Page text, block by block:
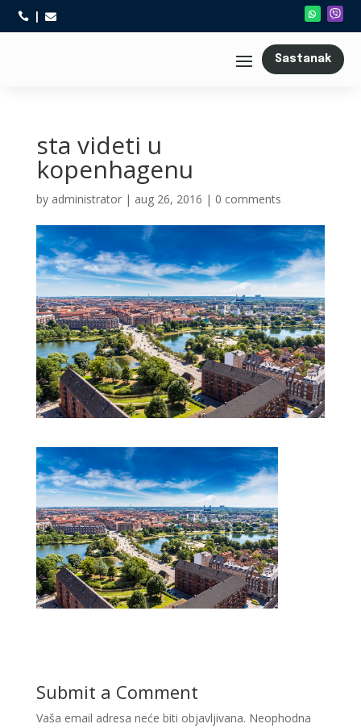
 
Sastanak
sta videti u
kopenhagenu
by administrator| aug 26, 2016 | 0 comments
Submit a Comment
Vaša email adresa neće biti objavljivana. Neophodna